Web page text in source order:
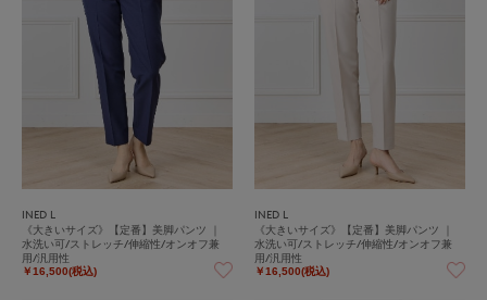
INED L
《大きいサイズ》【定番】美脚パンツ ｜
水洗い可/ストレッチ/伸縮性/オンオフ兼
用/汎用性
￥16,500(税込)
INED L
《大きいサイズ》【定番】美脚パンツ ｜
水洗い可/ストレッチ/伸縮性/オンオフ兼
用/汎用性
￥16,500(税込)